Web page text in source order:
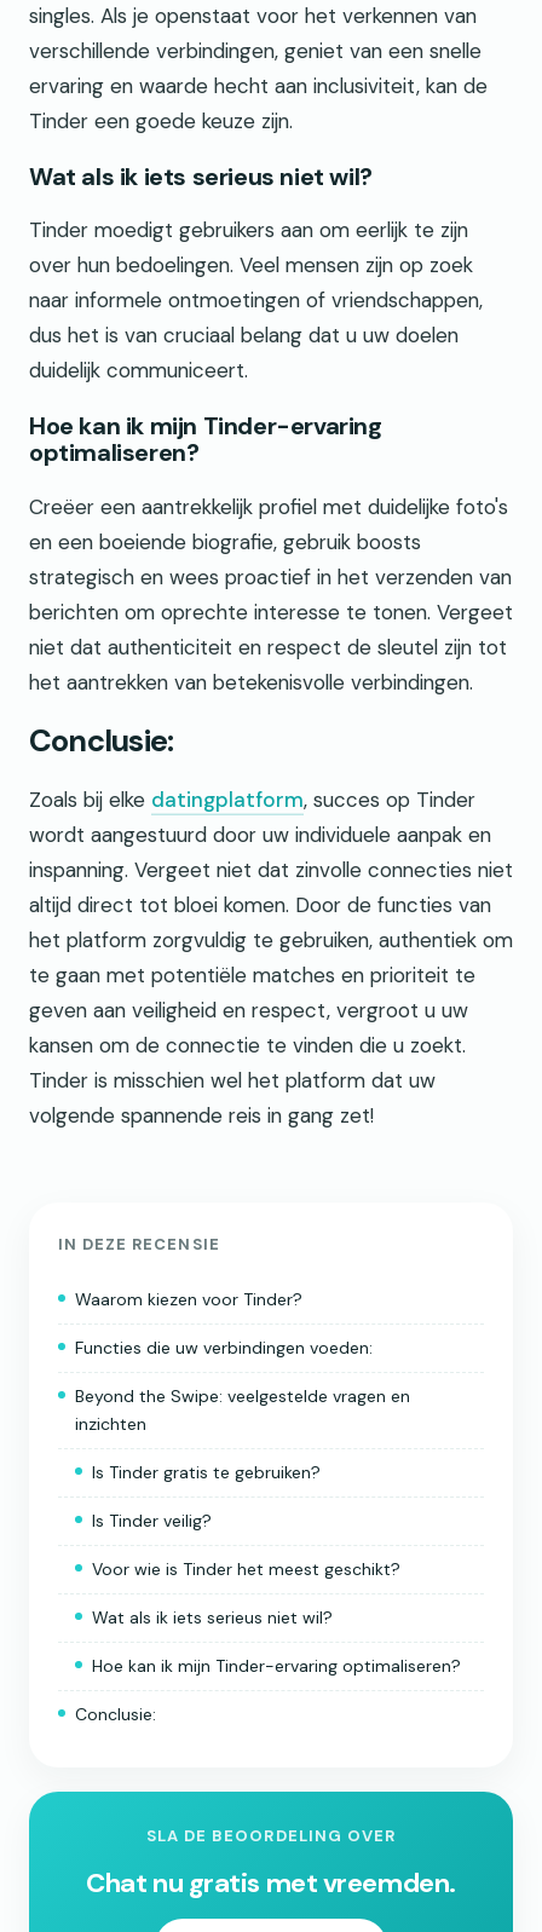
singles. Als je openstaat voor het verkennen van
verschillende verbindingen, geniet van een snelle
ervaring en waarde hecht aan inclusiviteit, kan de
Tinder een goede keuze zijn.
Wat als ik iets serieus niet wil?
Tinder moedigt gebruikers aan om eerlijk te zijn
over hun bedoelingen. Veel mensen zijn op zoek
naar informele ontmoetingen of vriendschappen,
dus het is van cruciaal belang dat u uw doelen
duidelijk communiceert.
Hoe kan ik mijn Tinder-ervaring
optimaliseren?
Creëer een aantrekkelijk profiel met duidelijke foto's
en een boeiende biografie, gebruik boosts
strategisch en wees proactief in het verzenden van
berichten om oprechte interesse te tonen. Vergeet
niet dat authenticiteit en respect de sleutel zijn tot
het aantrekken van betekenisvolle verbindingen.
Conclusie:
Zoals bij elke datingplatform, succes op Tinder
wordt aangestuurd door uw individuele aanpak en
inspanning. Vergeet niet dat zinvolle connecties niet
altijd direct tot bloei komen. Door de functies van
het platform zorgvuldig te gebruiken, authentiek om
te gaan met potentiële matches en prioriteit te
geven aan veiligheid en respect, vergroot u uw
kansen om de connectie te vinden die u zoekt.
Tinder is misschien wel het platform dat uw
volgende spannende reis in gang zet!
IN DEZE RECENSIE
Waarom kiezen voor Tinder?
Functies die uw verbindingen voeden:
Beyond the Swipe: veelgestelde vragen en
inzichten
Is Tinder gratis te gebruiken?
Is Tinder veilig?
Voor wie is Tinder het meest geschikt?
Wat als ik iets serieus niet wil?
Hoe kan ik mijn Tinder-ervaring optimaliseren?
Conclusie:
SLA DE BEOORDELING OVER
Chat nu gratis met vreemden.